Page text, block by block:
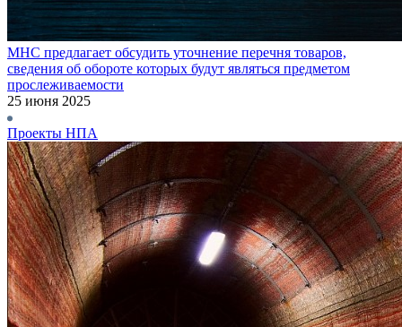
МНС предлагает обсудить уточнение перечня товаров,
сведения об обороте которых будут являться предметом
прослеживаемости
25 июня 2025
Проекты НПА